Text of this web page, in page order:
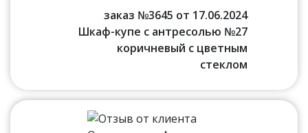
заказ №3645 от 17.06.2024
Шкаф-купе с антресолью №27
коричневый с цветным
стеклом